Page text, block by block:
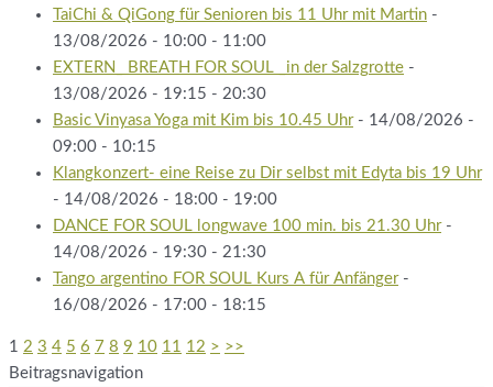
TaiChi & QiGong für Senioren bis 11 Uhr mit Martin -
13/08/2026 - 10:00 - 11:00
EXTERN_ BREATH FOR SOUL _in der Salzgrotte -
13/08/2026 - 19:15 - 20:30
Basic Vinyasa Yoga mit Kim bis 10.45 Uhr- 14/08/2026 -
09:00 - 10:15
Klangkonzert- eine Reise zu Dir selbst mit Edyta bis 19 Uhr
- 14/08/2026 - 18:00 - 19:00
DANCE FOR SOUL longwave 100 min. bis 21.30 Uhr-
14/08/2026 - 19:30 - 21:30
Tango argentino FOR SOUL Kurs A für Anfänger-
16/08/2026 - 17:00 - 18:15
1 2 3 4 5 6 7 8 9 10 11 12 > >>
Beitragsnavigation